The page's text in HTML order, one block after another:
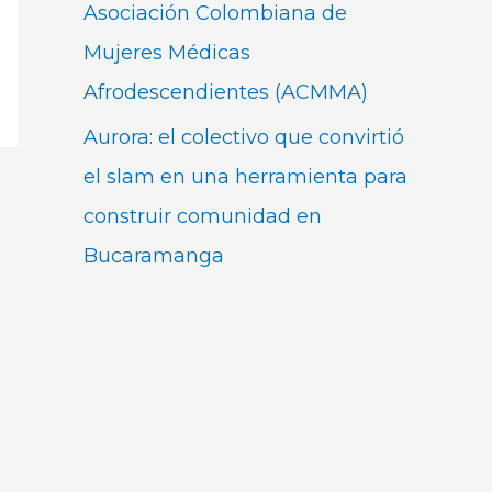
Asociación Colombiana de
Mujeres Médicas
Afrodescendientes (ACMMA)
Aurora: el colectivo que convirtió
el slam en una herramienta para
construir comunidad en
Bucaramanga